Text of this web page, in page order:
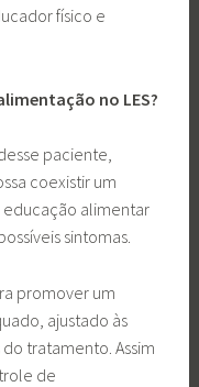
físico e
no LES?
paciente,
coexistir um
alimentar
sintomas.
promover um
ajustado às
tratamento. Assim
de